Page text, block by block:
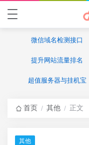
微信域名检测接口
提升网站流量排名
超值服务器与挂机宝
首页 / 其他 / 正文
其他